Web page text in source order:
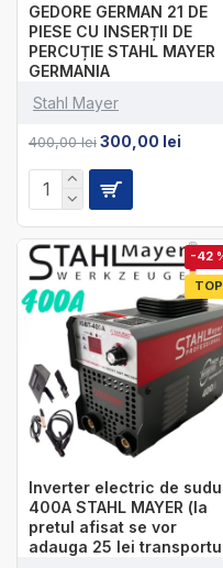
Stahl Mayer
GEDORE GERMAN 21 DE
PIESE CU INSERȚII DE
PERCUȚIE STAHL MAYER
GERMANIA
400,00 lei300,00 lei
TOP
-42
Inverter electric de
400А STAHL MAYER (la
pretul afisat se vor
adauga 25 lei